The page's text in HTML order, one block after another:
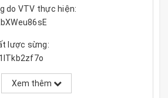
do VTV thực hiện:
lược sừng:
Xem thêm